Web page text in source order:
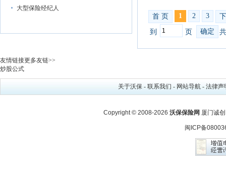
大型保险经纪人
首 页 1 2 3
到 页 确定
友情链接更多友链>>
炒股公式
关于沃保 - 联系我们 - 网站导航 - 法律声
Copyright © 2008-2026 沃保保险网 厦门诚
闽ICP备